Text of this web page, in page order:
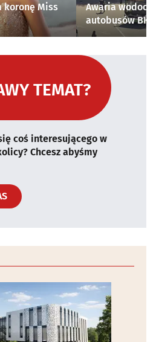
koronę Miss
Awaria
autobusów
TEMAT?
coś interesującego w
Chcesz abyśmy